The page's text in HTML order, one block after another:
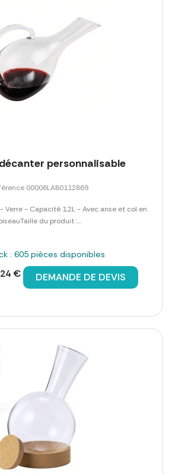
personnalisable
00006LAB0112869
- Capacité 1,2L - Avec anse et col en
du produit :...
: 605 pièces disponibles
€ DEMANDE DE DEVIS